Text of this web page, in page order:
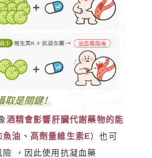
酒精會影響肝臟代謝藥物的能
魚油、高劑量維生素E）也可
，因此使用抗凝血藥